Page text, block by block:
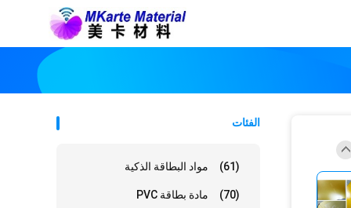
الفئات
مواد البطاقة الذكية (61)
مادة بطاقة PVC (70)